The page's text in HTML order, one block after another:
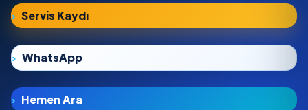
Servis Kaydı
WhatsApp
Hemen Ara